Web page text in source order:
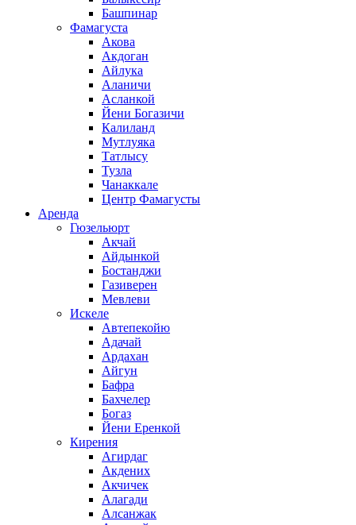
Башпинар
Фамагуста
Акова
Акдоган
Айлука
Аланичи
Асланкой
Йени Богазичи
Калиланд
Мутлуяка
Татлысу
Тузла
Чанаккале
Центр Фамагусты
Аренда
Гюзельюрт
Акчай
Айдынкой
Бостанджи
Газиверен
Мевлеви
Искеле
Автепекойю
Адачай
Ардахан
Айгун
Бафра
Бахчелер
Богаз
Йени Еренкой
Кирения
Агирдаг
Акдених
Акчичек
Алагади
Алсанжак